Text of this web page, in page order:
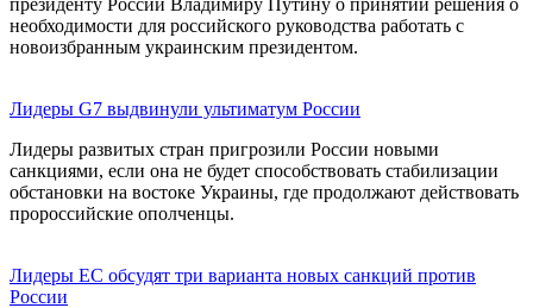
необходимости для российского руководства работать с
новоизбранным украинским президентом.
Лидеры G7 выдвинули ультиматум России
Лидеры развитых стран пригрозили России новыми
санкциями, если она не будет способствовать стабилизации
обстановки на востоке Украины, где продолжают действовать
пророссийские ополченцы.
Лидеры ЕС обсудят три варианта новых санкций против
России